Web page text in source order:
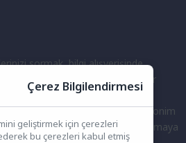
sormak, bilgi alışverişinde
için bir araya geldiğimiz bir
topluluğumuza katılın, ister anonim
burada her türlü soruya ve tartışmaya
Çerez Bilgilendirmesi
geliştirmek için çerezleri
bu çerezleri kabul etmiş